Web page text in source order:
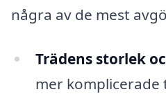
några av de mest
Trädens storlek
mer